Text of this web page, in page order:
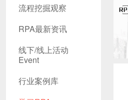
流程挖掘观察
RPA最新资讯
线下/线上活动
Event
行业案例库